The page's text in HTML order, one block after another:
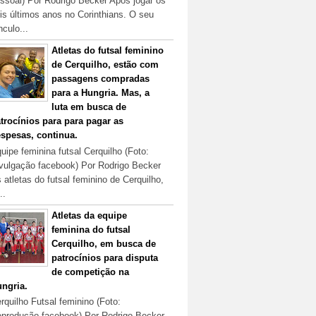
últimos anos no Corinthians. O seu
Atletas do futsal feminino
de Cerquilho, estão com
passagens compradas
para a Hungria. Mas, a
luta em busca de
para para pagar as
continua.
feminina futsal Cerquilho (Foto:
facebook) Por Rodrigo Becker
atletas do futsal feminino de Cerquilho,
Atletas da equipe
feminina do futsal
Cerquilho, em busca de
patrocínios para disputa
de competição na
Futsal feminino (Foto: